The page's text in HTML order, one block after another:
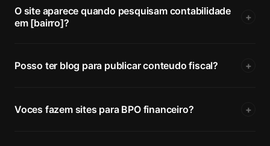
O site aparece quando pesquisam contabilidade
em [bairro]?
+
Posso ter blog para publicar conteudo fiscal? +
Voces fazem sites para BPO financeiro? +